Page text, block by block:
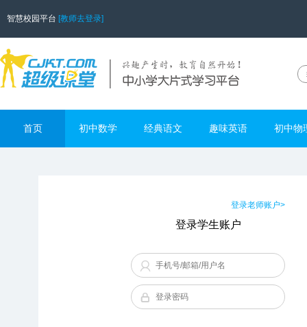
智慧校园平台 [教师去登录]
首页 初中数学 经典语文 趣味英语 初中物
登录老师账户>
登录学生账户